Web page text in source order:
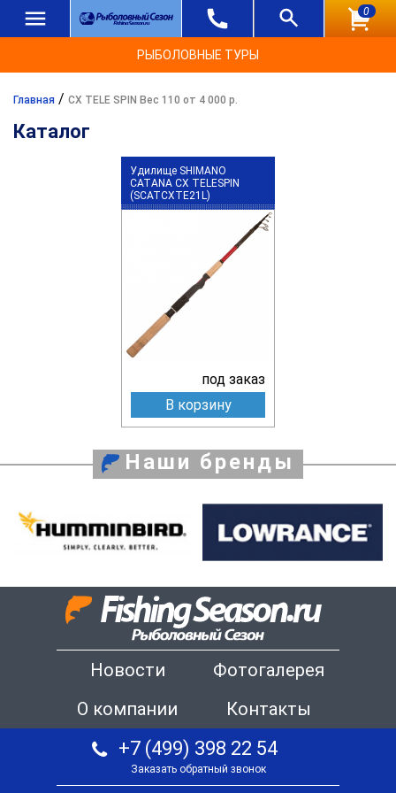
0
РЫБОЛОВНЫЕ ТУРЫ
Главная / CX TELE SPIN Вес 110 от 4 000 р.
Каталог
Удилище SHIMANO
CATANA CX TELESPIN
(SCATCXTE21L)
под заказ
В корзину
Наши бренды
Новости
Фотогалерея
О компании
Контакты
+7 (499) 398 22 54
Заказать обратный звонок